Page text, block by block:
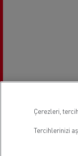
Çerezleri,
Tercihlerinizi